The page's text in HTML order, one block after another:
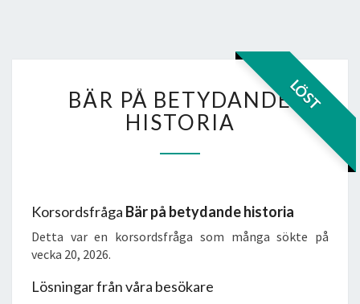
LÖST
PÅ
BETYDANDE
HISTORIA
BÄR PÅ BETYDANDE
HISTORIA
Korsordsfråga Bär på betydande historia
Detta var en korsordsfråga som många sökte på
vecka 20, 2026.
Lösningar från våra besökare